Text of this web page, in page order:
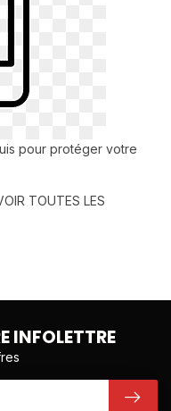
pour protéger votre
TOUTES LES
INFOLETTRE